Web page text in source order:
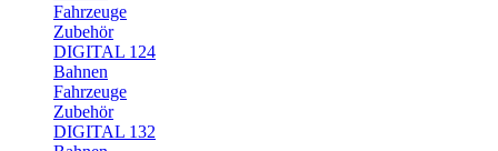
Fahrzeuge
Zubehör
DIGITAL 124
Bahnen
Fahrzeuge
Zubehör
DIGITAL 132